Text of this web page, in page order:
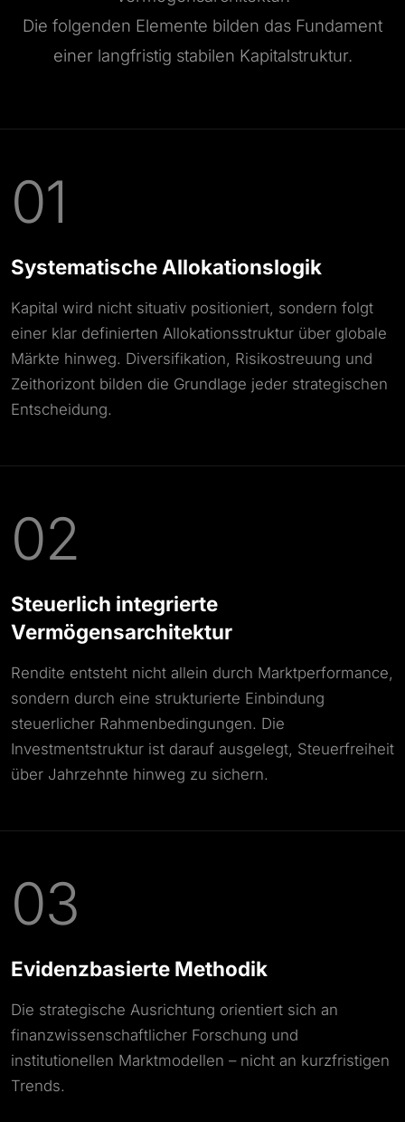
Die folgenden Elemente bilden das Fundament
einer langfristig stabilen Kapitalstruktur.
01
Systematische Allokationslogik
Kapital wird nicht situativ positioniert, sondern folgt
einer klar definierten Allokationsstruktur über globale
Märkte hinweg. Diversifikation, Risikostreuung und
Zeithorizont bilden die Grundlage jeder strategischen
Entscheidung.
02
Steuerlich integrierte
Vermögensarchitektur
Rendite entsteht nicht allein durch Marktperformance,
sondern durch eine strukturierte Einbindung
steuerlicher Rahmenbedingungen. Die
Investmentstruktur ist darauf ausgelegt, Steuerfreiheit
über Jahrzehnte hinweg zu sichern.
03
Evidenzbasierte Methodik
Die strategische Ausrichtung orientiert sich an
finanzwissenschaftlicher Forschung und
institutionellen Marktmodellen – nicht an kurzfristigen
Trends.